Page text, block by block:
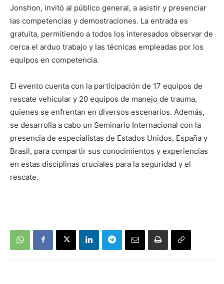
Jonshon, invitó al público general, a asistir y presenciar
las competencias y demostraciones. La entrada es
gratuita, permitiendo a todos los interesados observar de
cerca el arduo trabajo y las técnicas empleadas por los
equipos en competencia.
El evento cuenta con la participación de 17 equipos de
rescate vehicular y 20 equipos de manejo de trauma,
quienes se enfrentan en diversos escenarios. Además,
se desarrolla a cabo un Seminario Internacional con la
presencia de especialistas de Estados Unidos, España y
Brasil, para compartir sus conocimientos y experiencias
en estas disciplinas cruciales para la seguridad y el
rescate.